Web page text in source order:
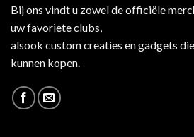
Bij ons vindt u zowel de officiële
uw favoriete clubs,
alsook custom creaties en gadgets
kunnen kopen.